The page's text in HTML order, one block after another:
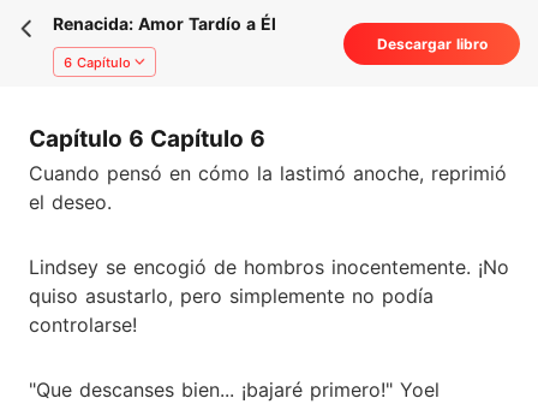
Renacida: Amor Tardío a Él
6 Capítulo
Descargar libro
Capítulo 6 Capítulo 6
Cuando pensó en cómo la lastimó anoche, reprimió
el deseo.
Lindsey se encogió de hombros inocentemente. ¡No
quiso asustarlo, pero simplemente no podía
controlarse!
"Que descanses bien... ¡bajaré primero!" Yoel